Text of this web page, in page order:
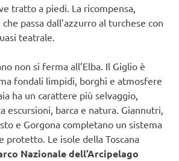
tratto a piedi. La ricompensa,
passa dall’azzurro al turchese con
teatrale.
non si ferma all’Elba. Il Giglio è
fondali limpidi, borghi e atmosfere
ha un carattere più selvaggio,
escursioni, barca e natura. Giannutri,
e Gorgona completano un sistema
protetto. Le isole della Toscana
Nazionale dell’Arcipelago